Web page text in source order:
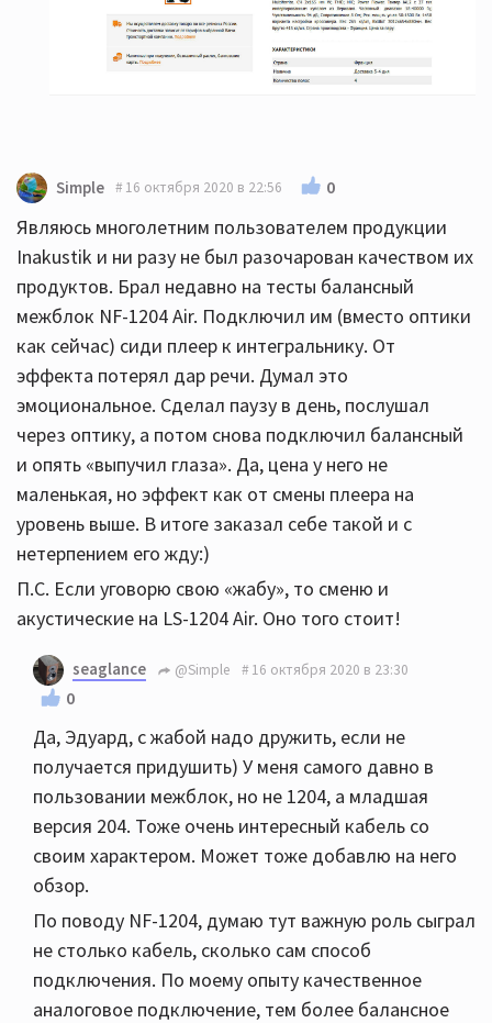
Simple 16 октября 2020 в 22:56 0
Являюсь многолетним пользователем продукции
Inakustik и ни разу не был разочарован качеством их
продуктов. Брал недавно на тесты балансный
межблок NF-1204 Air. Подключил им (вместо оптики
как сейчас) сиди плеер к интегральнику. От
эффекта потерял дар речи. Думал это
эмоциональное. Сделал паузу в день, послушал
через оптику, а потом снова подключил балансный
и опять «выпучил глаза». Да, цена у него не
маленькая, но эффект как от смены плеера на
уровень выше. В итоге заказал себе такой и с
нетерпением его жду:)
П.С. Если уговорю свою «жабу», то сменю и
акустические на LS-1204 Air. Оно того стоит!
seaglance @Simple 16 октября 2020 в 23:30
0
Да, Эдуард, с жабой надо дружить, если не
получается придушить) У меня самого давно в
пользовании межблок, но не 1204, а младшая
версия 204. Тоже очень интересный кабель со
своим характером. Может тоже добавлю на него
обзор.
По поводу NF-1204, думаю тут важную роль сыграл
не столько кабель, сколько сам способ
подключения. По моему опыту качественное
аналоговое подключение, тем более балансное